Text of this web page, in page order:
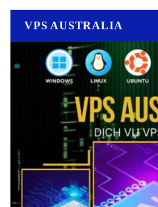
VPS AUSTRALIA